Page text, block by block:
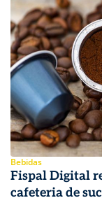
Bebidas
Fispal Digital
cafeteria de